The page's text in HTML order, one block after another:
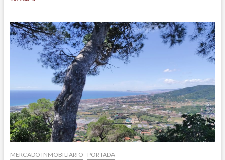
la
Madre
2026!
MERCADO INMOBILIARIO PORTADA